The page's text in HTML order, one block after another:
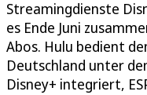
Streamingdienste
es Ende Juni
Abos. Hulu bedient
Deutschland unter
Disney+ integriert,